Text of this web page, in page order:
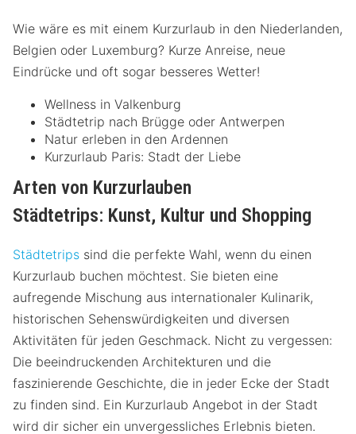
Wie wäre es mit einem Kurzurlaub in den Niederlanden,
Belgien oder Luxemburg? Kurze Anreise, neue
Eindrücke und oft sogar besseres Wetter!
Wellness in Valkenburg
Städtetrip nach Brügge oder Antwerpen
Natur erleben in den Ardennen
Kurzurlaub Paris: Stadt der Liebe
Arten von Kurzurlauben
Städtetrips: Kunst, Kultur und Shopping
Städtetrips sind die perfekte Wahl, wenn du einen
Kurzurlaub buchen möchtest. Sie bieten eine
aufregende Mischung aus internationaler Kulinarik,
historischen Sehenswürdigkeiten und diversen
Aktivitäten für jeden Geschmack. Nicht zu vergessen:
Die beeindruckenden Architekturen und die
faszinierende Geschichte, die in jeder Ecke der Stadt
zu finden sind. Ein Kurzurlaub Angebot in der Stadt
wird dir sicher ein unvergessliches Erlebnis bieten.